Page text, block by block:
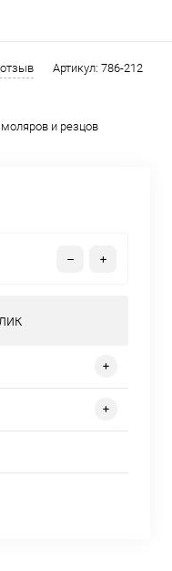
Артикул: 786-212
и резцов